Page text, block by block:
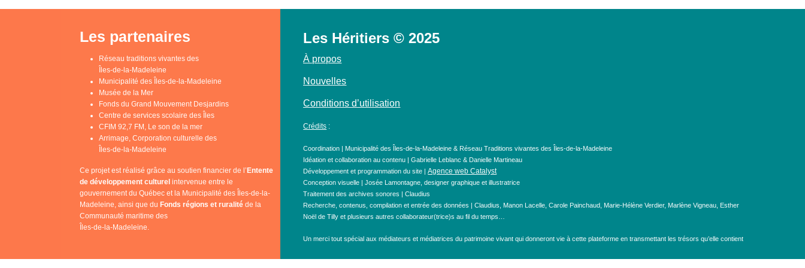
Les partenaires
Réseau traditions vivantes des
Îles-de-la-Madeleine
Municipalité des Îles-de-la-Madeleine
Musée de la Mer
Fonds du Grand Mouvement Desjardins
Centre de services scolaire des Îles
CFIM 92,7 FM, Le son de la mer
Arrimage, Corporation culturelle des
Îles-de-la-Madeleine
Ce projet est réalisé grâce au soutien financier de l’Entente
de développement culturel intervenue entre le
gouvernement du Québec et la Municipalité des Îles-de-la-
Madeleine, ainsi que du Fonds régions et ruralité de la
Communauté maritime des
Îles-de-la-Madeleine.
Les Héritiers © 2025
À propos
Nouvelles
Conditions d’utilisation
Crédits :
Coordination | Municipalité des Îles-de-la-Madeleine & Réseau Traditions vivantes des Îles-de-la-Madeleine
Idéation et collaboration au contenu | Gabrielle Leblanc & Danielle Martineau
Développement et programmation du site |Agence web Catalyst
Conception visuelle | Josée Lamontagne, designer graphique et illustratrice
Traitement des archives sonores | Claudius
Recherche, contenus, compilation et entrée des données | Claudius, Manon Lacelle, Carole Painchaud, Marie-Hélène Verdier, Marlène Vigneau, Esther
Noël de Tilly et plusieurs autres collaborateur(trice)s au fil du temps…
Un merci tout spécial aux médiateurs et médiatrices du patrimoine vivant qui donneront vie à cette plateforme en transmettant les trésors qu’elle contient